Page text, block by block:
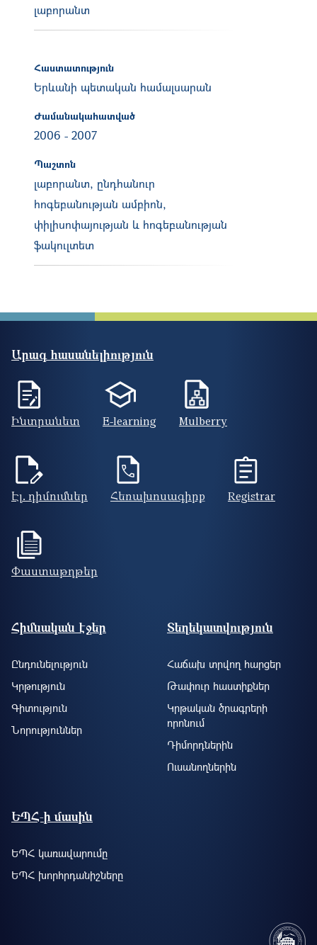
լաբորանտ
Հաստատություն
Երևանի պետական համալսարան
Ժամանակահատված
2006 - 2007
Պաշտոն
լաբորանտ, ընդհանուր
հոգեբանության ամբիոն,
փիլիսոփայության և հոգեբանության
ֆակուլտետ
Արագ հասանելիություն
Ինտրանետ E-learning Mulberry
Էլ. դիմումներ Հեռախոսագիրք Registrar
Փաստաթղթեր
Footer site information
Հիմնական էջեր
Ընդունելություն
Կրթություն
Գիտություն
Նորություններ
Տեղեկատվություն
Հաճախ տրվող հարցեր
Թափուր հաստիքներ
Կրթական ծրագրերի
որոնում
Դիմորդներին
Ուսանողներին
ԵՊՀ-ի մասին
ԵՊՀ կառավարումը
ԵՊՀ խորհրդանիշները